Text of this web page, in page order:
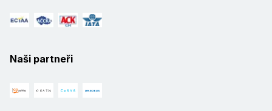
Naši partneři